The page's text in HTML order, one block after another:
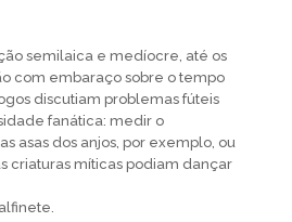
semilaica e medíocre, até os
com embaraço sobre o tempo
discutiam problemas fúteis
fanática: medir o
asas dos anjos, por exemplo, ou
criaturas míticas podiam dançar